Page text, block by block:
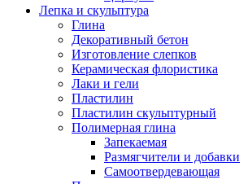
Лепка и скульптура
Глина
Декоративный бетон
Изготовление слепков
Керамическая флористика
Лаки и гели
Пластилин
Пластилин скульптурный
Полимерная глина
Запекаемая
Размягчители и добавки
Самоотвердевающая